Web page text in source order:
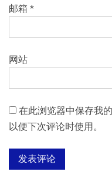
邮箱 *
网站
在此浏览器中保存我
以便下次评论时使用。